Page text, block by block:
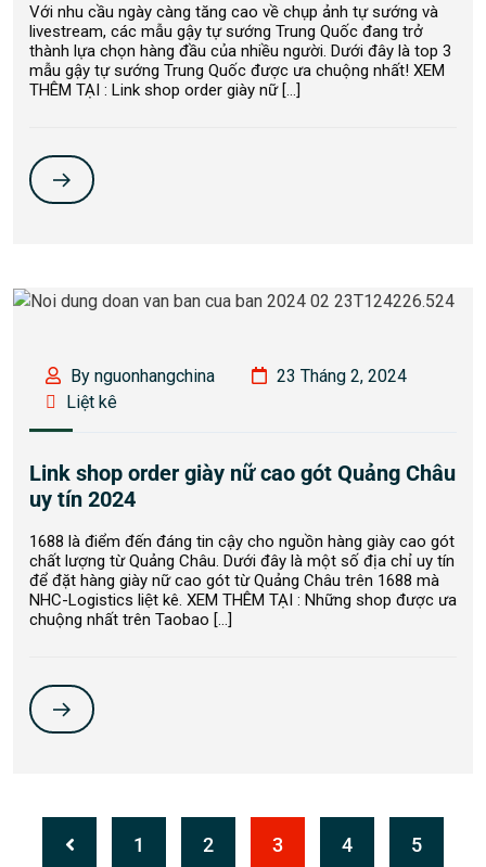
Với nhu cầu ngày càng tăng cao về chụp ảnh tự sướng và
livestream, các mẫu gậy tự sướng Trung Quốc đang trở
thành lựa chọn hàng đầu của nhiều người. Dưới đây là top 3
mẫu gậy tự sướng Trung Quốc được ưa chuộng nhất! XEM
THÊM TẠI : Link shop order giày nữ […]
By nguonhangchina
23 Tháng 2, 2024
Liệt kê
Link shop order giày nữ cao gót Quảng Châu
uy tín 2024
1688 là điểm đến đáng tin cậy cho nguồn hàng giày cao gót
chất lượng từ Quảng Châu. Dưới đây là một số địa chỉ uy tín
để đặt hàng giày nữ cao gót từ Quảng Châu trên 1688 mà
NHC-Logistics liệt kê. XEM THÊM TẠI : Những shop được ưa
chuộng nhất trên Taobao […]
1 2 3 4 5